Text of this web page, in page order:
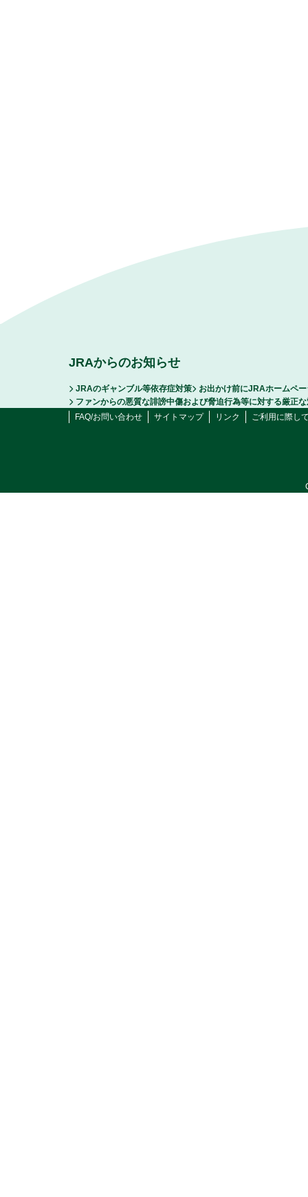
JRAからのお知らせ
JRAのギャンブル等依存症対策
お出かけ前にJRAホームペ
ファンからの悪質な誹謗中傷および脅迫行為等に対する厳正
FAQ/お問い合わせ
サイトマップ リンク ご利用に際し